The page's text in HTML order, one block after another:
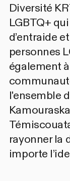
Diversité
LGBTQ+
d’entraide
personnes
également
l'ensemble
rayonner la
importe